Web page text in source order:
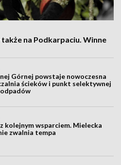
na Podkarpaciu. Winne
Górnej powstaje nowoczesna
ścieków i punkt selektywnej
kolejnym wsparciem. Mielecka
zwalnia tempa